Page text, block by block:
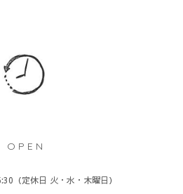
OPEN
（定休日 火・水・木曜日）